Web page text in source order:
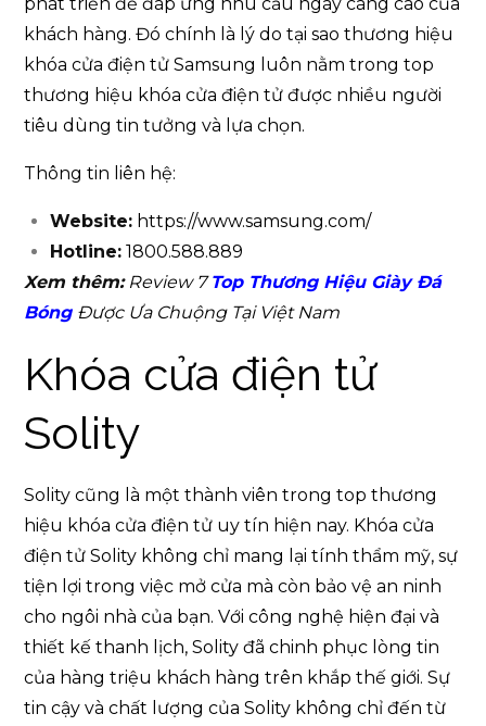
khách hàng. Đó chính là lý do tại sao thương hiệu
khóa cửa điện tử Samsung luôn nằm trong top
thương hiệu khóa cửa điện tử được nhiều người
tiêu dùng tin tưởng và lựa chọn.
Thông tin liên hệ:
Website: https://www.samsung.com/
Hotline: 1800.588.889
Xem thêm:Review 7Top Thương Hiệu Giày Đá
Bóng Được Ưa Chuộng Tại Việt Nam
Khóa cửa điện tử
Solity
Solity cũng là một thành viên trong top thương
hiệu khóa cửa điện tử uy tín hiện nay. Khóa cửa
điện tử Solity không chỉ mang lại tính thẩm mỹ, sự
tiện lợi trong việc mở cửa mà còn bảo vệ an ninh
cho ngôi nhà của bạn. Với công nghệ hiện đại và
thiết kế thanh lịch, Solity đã chinh phục lòng tin
của hàng triệu khách hàng trên khắp thế giới. Sự
tin cậy và chất lượng của Solity không chỉ đến từ